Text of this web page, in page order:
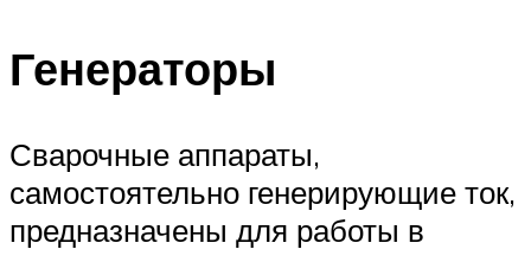
Генераторы
Сварочные аппараты,
самостоятельно генерирующие ток,
предназначены для работы в